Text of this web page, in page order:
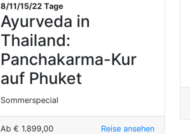
8/11/15/22 Tage
Ayurveda in
Thailand:
Panchakarma-Kur
auf Phuket
Sommerspecial
Ab € 1.899,00 Reise ansehen